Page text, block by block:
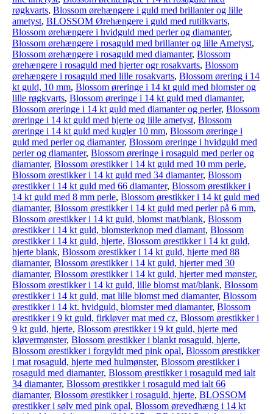
røgkvarts, Blossom ørehængere i guld med brillanter og lille
ametyst, BLOSSOM Ørehængere i guld med rutilkvarts,
Blossom ørehængere i hvidguld med perler og diamanter,
Blossom ørehængere i rosaguld med brillanter og lille Ametyst,
Blossom ørehængere i rosaguld med diamanter, Blossom
ørehængere i rosaguld med hjerter ogr rosakvarts, Blossom
ørehængere i rosaguld med lille rosakvarts, Blossom ørering i 14
kt guld, 10 mm, Blossom øreringe i 14 kt guld med blomster og
lille røgkvarts, Blossom øreringe i 14 kt guld med diamanter,
Blossom øreringe i 14 kt guld med diamanter og perler, Blossom
øreringe i 14 kt guld med hjerte og lille ametyst, Blossom
øreringe i 14 kt guld med kugler 10 mm, Blossom øreringe i
guld med perler og diamanter, Blossom øreringe i hvidguld med
perler og diamanter, Blossom øreringe i rosaguld med perler og
diamanter, Blossom ørestikker i 14 kt guld med 10 mm perle,
Blossom ørestikker i 14 kt guld med 34 diamanter, Blossom
ørestikker i 14 kt guld med 66 diamanter, Blossom ørestikker i
14 kt guld med 8 mm perle, Blossom ørestikker i 14 kt guld med
diamanter, Blossom ørestikker i 14 kt guld med perler på 6 mm,
Blossom ørestikker i 14 kt guld, blomst mat/blank, Blossom
ørestikker i 14 kt guld, blomsterknop med diamant, Blossom
ørestikker i 14 kt guld, hjerte, Blossom ørestikker i 14 kt guld,
hjerte blank, Blossom ørestikker i 14 kt guld, hjerte med 88
diamanter, Blossom ørestikker i 14 kt guld, hjerter med 30
diamanter, Blossom ørestikker i 14 kt guld, hjerter med mønster,
Blossom ørestikker i 14 kt guld, lille blomst mat/blank, Blossom
ørestikker i 14 kt guld, mat lille blomst med diamanter, Blossom
ørestikker i 14 kt. hvidguld, blomster med diamanter, Blossom
ørestikker i 9 kt guld, firkløver mat med cz, Blossom ørestikker i
9 kt guld, hjerte, Blossom ørestikker i 9 kt guld, hjerte med
kløvermønster, Blossom ørestikker i blankt rosaguld, hjerte,
Blossom ørestikker i forgyldt med pink opal, Blossom ørestikker
i mat rosaguld, hjerte med hulmønster, Blossom ørestikker i
rosaguld med diamanter, Blossom ørestikker i rosaguld med ialt
34 diamanter, Blossom ørestikker i rosaguld med ialt 66
diamanter, Blossom ørestikker i rosaguld, hjerte, BLOSSOM
ørestikker i sølv med pink opal, Blossom ørevedhæng i 14 kt